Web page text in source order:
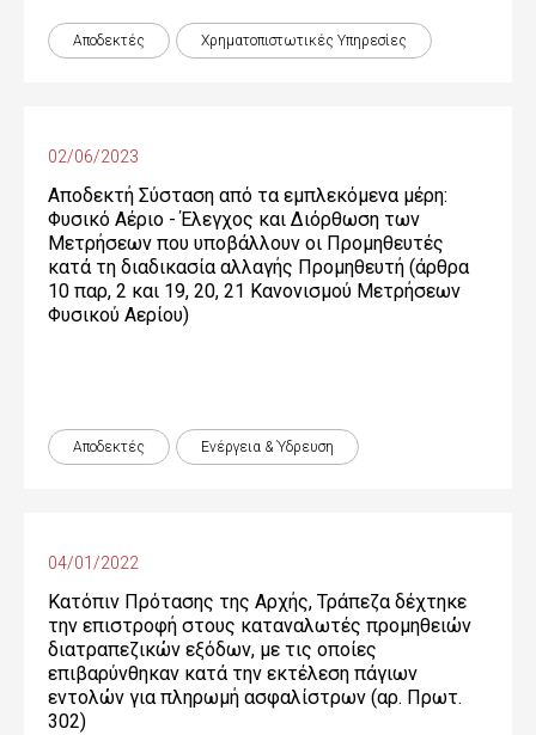
Αποδεκτές Χρηματοπιστωτικές Yπηρεσίες
02/06/2023
Αποδεκτή Σύσταση από τα εμπλεκόμενα μέρη:
Φυσικό Αέριο - Έλεγχος και Διόρθωση των
Μετρήσεων που υποβάλλουν οι Προμηθευτές
κατά τη διαδικασία αλλαγής Προμηθευτή (άρθρα
10 παρ, 2 και 19, 20, 21 Κανονισμού Μετρήσεων
Φυσικού Αερίου)
Αποδεκτές Ενέργεια & Ύδρευση
04/01/2022
Κατόπιν Πρότασης της Αρχής, Τράπεζα δέχτηκε
την επιστροφή στους καταναλωτές προμηθειών
διατραπεζικών εξόδων, με τις οποίες
επιβαρύνθηκαν κατά την εκτέλεση πάγιων
εντολών για πληρωμή ασφαλίστρων (αρ. Πρωτ.
302)